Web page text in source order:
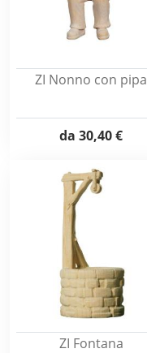
ZI Nonno con pipa
da 30,40 €
ZI Fontana